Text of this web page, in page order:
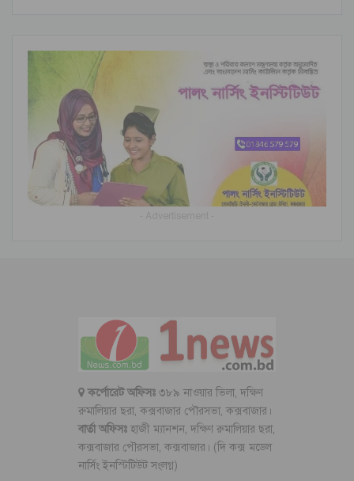
কর্পোরেট অফিসঃ৩৮৯ নাওয়ার ভিলা, দক্ষিণ
রুমালিয়ার ছরা, কক্সবাজার পৌরসভা, কক্সবাজার।
বার্তা অফিসঃ হাজী ম্যানশন, দক্ষিণ রুমালিয়ার ছরা,
কক্সবাজার পৌরসভা, কক্সবাজার। (দি কক্স মডেল
নার্সিং ইনস্টিটিউট সংলগ্ন)